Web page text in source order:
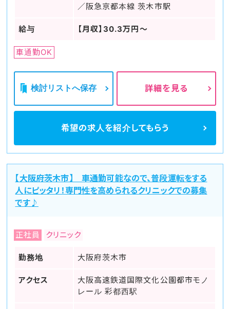
／阪急京都本線 茨木市駅
給与 【月収】30.3万円～
車通勤OK
検討リストへ保存 詳細を見る
希望の求人を紹介してもらう
【大阪府茨木市】 車通勤可能なので、普段運転をする
人にピッタリ！専門性を高められるクリニックでの募集
です♪
正社員 クリニック
勤務地 大阪府茨木市
アクセス
大阪高速鉄道国際文化公園都市モノ
レール 彩都西駅